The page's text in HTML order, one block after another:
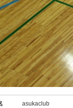
名
asukaclub